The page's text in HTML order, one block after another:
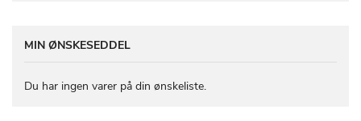
MIN ØNSKESEDDEL
Du har ingen varer på din ønskeliste.